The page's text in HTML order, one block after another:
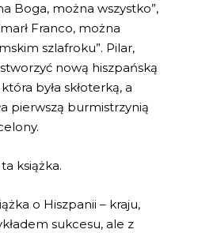
Boga, można wszystko”,
Franco, można
szlafroku”. Pilar,
nową hiszpańską
była skłoterką, a
pierwszą burmistrzynią
książka.
o Hiszpanii – kraju,
sukcesu, ale z